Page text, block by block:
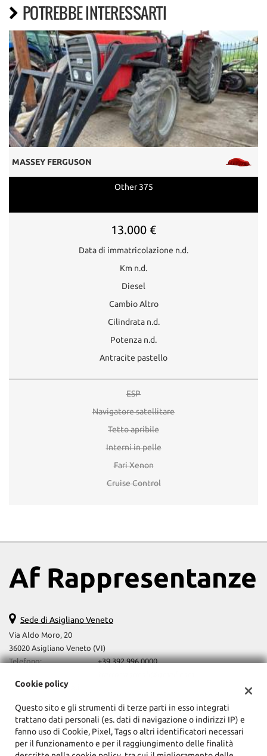
POTREBBE INTERESSARTI
MASSEY FERGUSON
Other 375
13.000 €
Data di immatricolazione n.d.
Km n.d.
Diesel
Cambio Altro
Cilindrata n.d.
Potenza n.d.
Antracite pastello
ESP
Navigatore satellitare
Tetto apribile
Interni in pelle
Fari Xenon
Cruise Control
Af Rappresentanze
Sede di Asigliano Veneto
Via Aldo Moro, 20
36020 Asigliano Veneto (VI)
Telefono:
+39 392 996 0000
Indicazioni stradali
Dati fiscali:
Af Rappresentanze Srls
Cookie policy
Questo sito e gli strumenti di terze parti in esso integrati
trattano dati personali (es. dati di navigazione o indirizzi IP) e
fanno uso di Cookie, Pixel, Tags o altri identificatori necessari
per il funzionamento e per il raggiungimento delle finalità